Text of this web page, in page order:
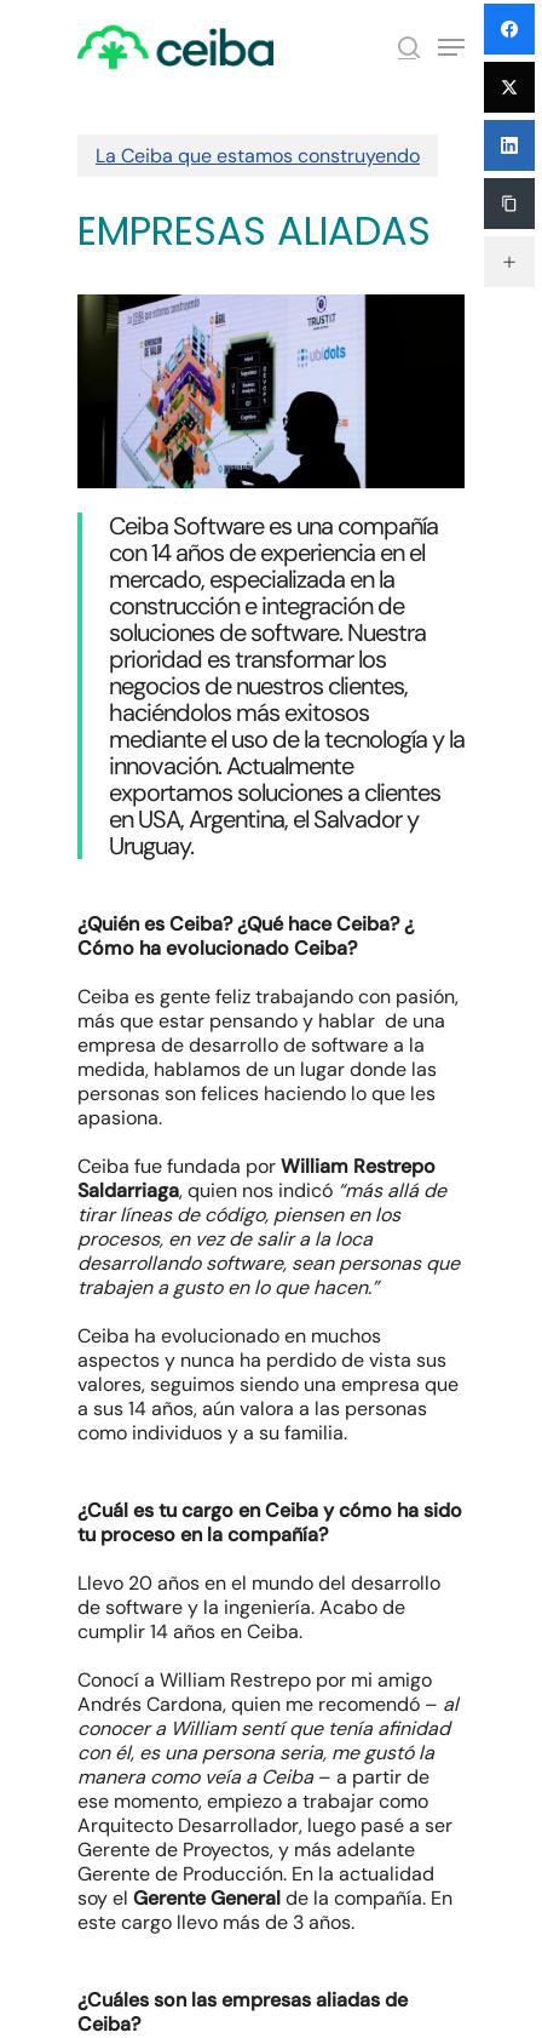
search
Menu
La Ceiba que estamos construyendo
EMPRESAS ALIADAS
Ceiba Software es una compañía
con 14 años de experiencia en el
mercado, especializada en la
construcción e integración de
soluciones de software. Nuestra
prioridad es transformar los
negocios de nuestros clientes,
haciéndolos más exitosos
mediante el uso de la tecnología y la
innovación. Actualmente
exportamos soluciones a clientes
en USA, Argentina, el Salvador y
Uruguay.
¿Quién es Ceiba? ¿Qué hace Ceiba? ¿
Cómo ha evolucionado Ceiba?
Ceiba es gente feliz trabajando con pasión,
más que estar pensando y hablar de una
empresa de desarrollo de software a la
medida, hablamos de un lugar donde las
personas son felices haciendo lo que les
apasiona.
Ceiba fue fundada porWilliam Restrepo
Saldarriaga, quien nos indicó “más allá de
tirar líneas de código, piensen en los
procesos, en vez de salir a la loca
desarrollando software, sean personas que
trabajen a gusto en lo que hacen.”
Ceiba ha evolucionado en muchos
aspectos y nunca ha perdido de vista sus
valores, seguimos siendo una empresa que
a sus 14 años, aún valora a las personas
como individuos y a su familia.
¿Cuál es tu cargo en Ceiba y cómo ha sido
tu proceso en la compañía?
Llevo 20 años en el mundo del desarrollo
de software y la ingeniería. Acabo de
cumplir 14 años en Ceiba.
Conocí a William Restrepo por mi amigo
Andrés Cardona, quien me recomendó – al
conocer a William sentí que tenía afinidad
con él, es una persona seria, me gustó la
manera como veía a Ceiba – a partir de
ese momento, empiezo a trabajar como
Arquitecto Desarrollador, luego pasé a ser
Gerente de Proyectos, y más adelante
Gerente de Producción. En la actualidad
soy el Gerente Generalde la compañía. En
este cargo llevo más de 3 años.
¿Cuáles son las empresas aliadas de
Ceiba?
Menu